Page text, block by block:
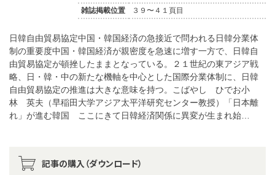
雑誌掲載位置
３９〜４１頁目
日韓自由貿易協定中国・韓国経済の急接近で問われる日韓分業体
制の重要度中国・韓国経済が親密度を急速に増す一方で、日韓自
由貿易協定が頓挫したままとなっている。２１世紀の東アジア戦
略、日・韓・中の新たな機軸を中心とした国際分業体制に、日韓
自由貿易協定の推進は大きな意味を持つ。こばやし ひでお小
林 英夫（早稲田大学アジア太平洋研究センター教授）「日本離
れ」が進む韓国 ここにきて日韓経済関係に異変が生まれ始…
記事の購入（ダウンロード）